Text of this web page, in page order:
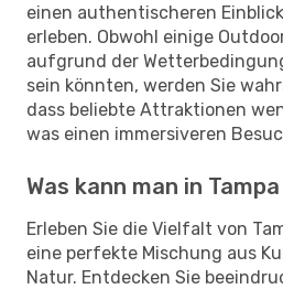
einen authentischeren
erleben. Obwohl einige
aufgrund der
sein könnten, werden Sie
dass beliebte Attraktionen
was einen immersiveren
Was kann man in
Erleben Sie die Vielfalt von
eine perfekte Mischung aus
Natur. Entdecken Sie